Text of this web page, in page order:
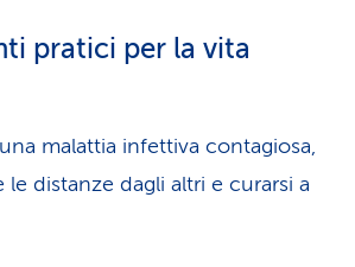
pratici per la vita
malattia infettiva contagiosa,
le distanze dagli altri e curarsi a